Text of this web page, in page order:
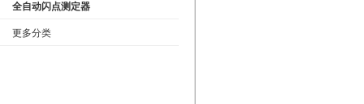
全自动闪点测定器
更多分类